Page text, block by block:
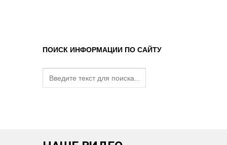
ПОИСК ИНФОРМАЦИИ ПО САЙТУ